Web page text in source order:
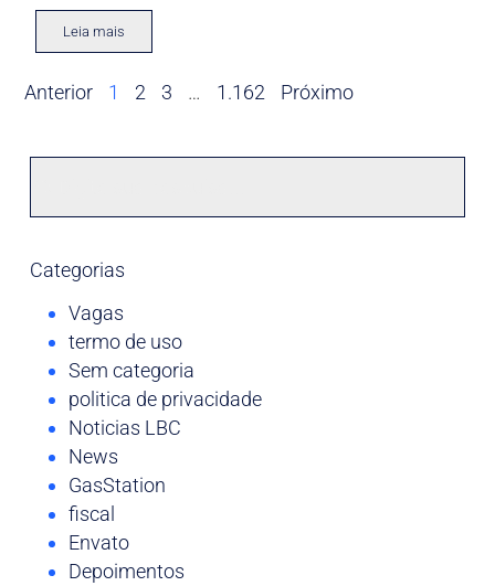
Leia mais
Anterior 1 2 3 … 1.162 Próximo
Categorias
Vagas
termo de uso
Sem categoria
politica de privacidade
Noticias LBC
News
GasStation
fiscal
Envato
Depoimentos